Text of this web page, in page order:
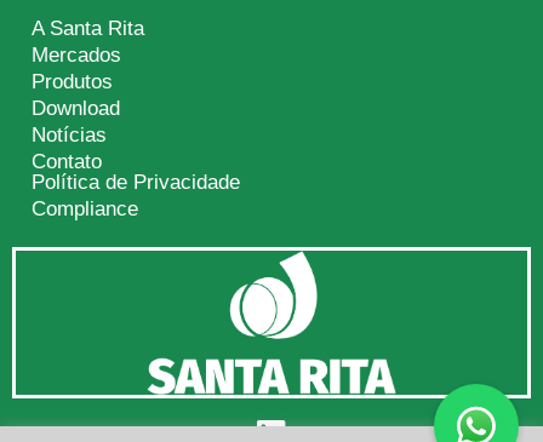
A Santa Rita
Mercados
Produtos
Download
Notícias
Contato
Política de Privacidade
Compliance